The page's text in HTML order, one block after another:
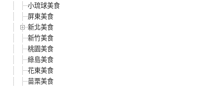
小琉球美食
屏東美食
新北美食
新竹美食
桃園美食
綠島美食
花東美食
苗栗美食